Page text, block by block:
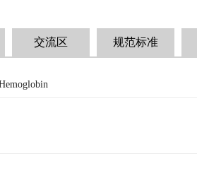
交流区 规范标准